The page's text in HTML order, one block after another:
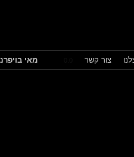
צור קשר 0.0 מאי בויפרנד